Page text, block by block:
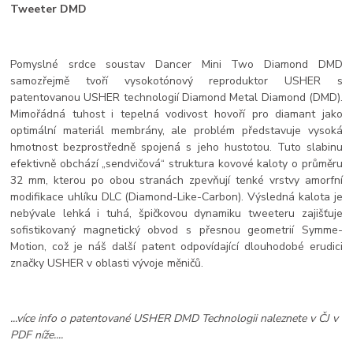
Tweeter DMD
Pomyslné srdce soustav Dancer Mini Two Diamond DMD
samozřejmě tvoří vysokotónový reproduktor USHER s
patentovanou USHER technologií Diamond Metal Diamond (DMD).
Mimořádná tuhost i tepelná vodivost hovoří pro diamant jako
optimální materiál membrány, ale problém představuje vysoká
hmotnost bezprostředně spojená s jeho hustotou. Tuto slabinu
efektivně obchází „sendvičová“ struktura kovové kaloty o průměru
32 mm, kterou po obou stranách zpevňují tenké vrstvy amorfní
modifikace uhlíku DLC (Diamond-Like-Carbon). Výsledná kalota je
nebývale lehká i tuhá, špičkovou dynamiku tweeteru zajišťuje
sofistikovaný magnetický obvod s přesnou geometrií Symme-
Motion, což je náš další patent odpovídající dlouhodobé erudici
značky USHER v oblasti vývoje měničů.
...více info o patentované USHER DMD Technologii naleznete v ČJ v
PDF níže....